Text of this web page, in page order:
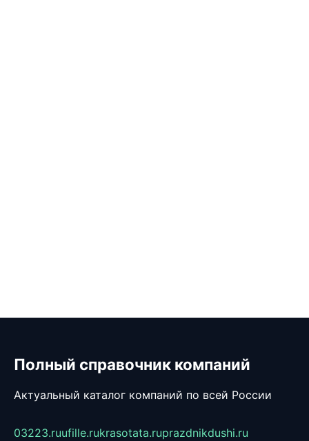
Полный справочник компаний
Актуальный каталог компаний по всей России
03223.ruufille.rukrasotata.ruprazdnikdushi.ru